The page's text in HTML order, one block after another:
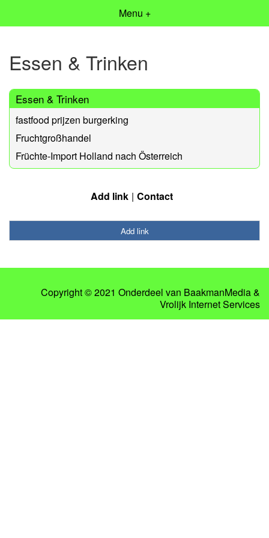
Menu +
Essen & Trinken
Essen & Trinken
fastfood prijzen burgerking
Fruchtgroßhandel
Früchte-Import Holland nach Österreich
Add link Contact
Add link
Copyright © 2021 Onderdeel van BaakmanMedia&
Vrolijk Internet Services